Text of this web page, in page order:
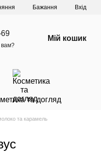
Бажання Вхід
вам?
Мій кошик
та догляд
та карамель